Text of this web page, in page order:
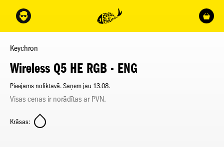
Keychron
Wireless Q5 HE RGB - ENG
Pieejams noliktavā. Saņem jau 13.08.
Visas cenas ir norādītas ar PVN.
Krāsas: